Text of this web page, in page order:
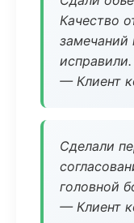
Качество
исправили.
— Клиент
Сделали
головной
— Клиент